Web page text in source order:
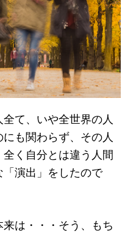
て、いや全世界の人
も関わらず、その人
く自分とは違う人間
演出」をしたので
は・・・そう、もち